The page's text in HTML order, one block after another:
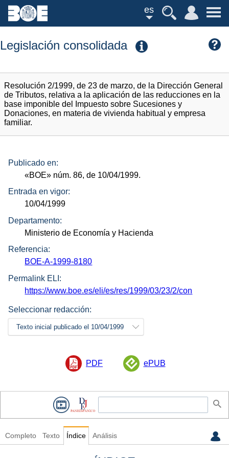
es
Legislación consolidada
Resolución 2/1999, de 23 de marzo, de la Dirección General
de Tributos, relativa a la aplicación de las reducciones en la
base imponible del Impuesto sobre Sucesiones y
Donaciones, en materia de vivienda habitual y empresa
familiar.
Publicado en:
«BOE» núm. 86, de 10/04/1999.
Entrada en vigor:
10/04/1999
Departamento:
Ministerio de Economía y Hacienda
Referencia:
BOE-A-1999-8180
Permalink ELI:
https://www.boe.es/eli/es/res/1999/03/23/2/con
Seleccionar redacción:
Texto inicial publicado el 10/04/1999
PDF ePUB
Completo Texto Índice Análisis